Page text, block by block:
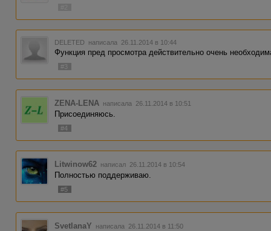
DELETED написала 26.11.2014 в 10:44
Функция пред просмотра действительно очень
#3
ZENA-LENA написала 26.11.2014 в 10:51
Присоединяюсь.
#4
Litwinow62 написал 26.11.2014 в 10:54
Полностью поддерживаю.
#5
SvetlanaY написала 26.11.2014 в 11:50